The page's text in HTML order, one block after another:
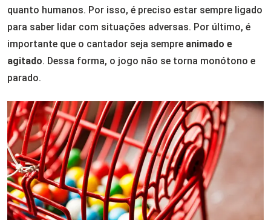
quanto humanos. Por isso, é preciso estar sempre ligado
para saber lidar com situações adversas. Por último, é
importante que o cantador seja sempre animado e
agitado. Dessa forma, o jogo não se torna monótono e
parado.